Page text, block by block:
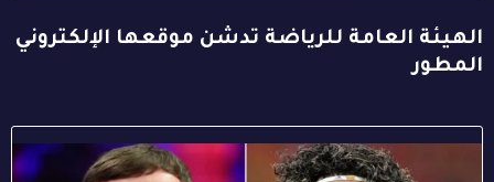
الهيئة العامة للرياضة تدشن موقعها الإلكتروني
المطور